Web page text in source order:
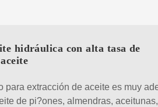
hidráulica con alta tasa de
para extracción de aceite es muy
de pi?ones, almendras, aceitunas,